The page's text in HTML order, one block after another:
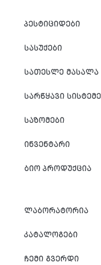
ᲞᲔᲡᲢᲘᲪᲘᲓᲔᲑᲘ
ᲡᲐᲡᲣᲥᲔᲑᲘ
ᲡᲐᲗᲔᲡᲚᲔ ᲛᲐᲡᲐᲚᲐ
ᲡᲐᲠᲬᲧᲐᲕᲘ
ᲡᲐᲖᲝᲛᲔᲑᲘ
ᲘᲜᲕᲔᲜᲢᲐᲠᲘ
ᲑᲘᲝ ᲞᲠᲝᲓᲣᲥᲪᲘᲐ
ᲚᲐᲑᲝᲠᲐᲢᲝᲠᲘᲐ
ᲙᲐᲢᲐᲚᲝᲒᲔᲑᲘ
ᲩᲔᲛᲘ ᲒᲕᲔᲠᲓᲘ